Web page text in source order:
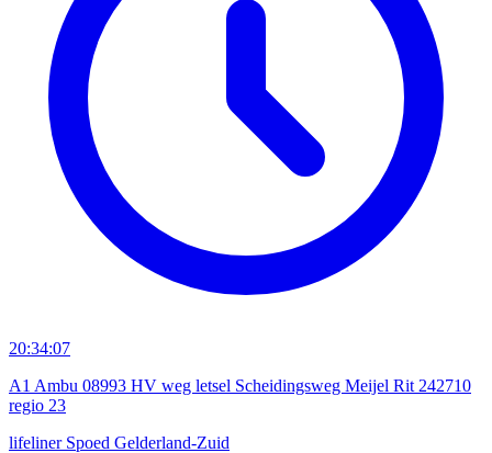
20:34:07
A1 Ambu 08993 HV weg letsel Scheidingsweg Meijel Rit 242710
regio 23
lifeliner Spoed Gelderland-Zuid